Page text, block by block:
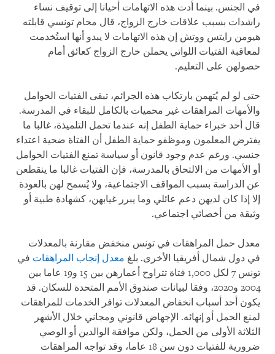
في الجنس. بينما أدت هذه الاتهامات أحيانا إلى توقيف نساء
راشدات بسبب علاقات خارج الزواج، قال محام تونسي قابلته
هيومن رايتس ووتش إن هذه الاتهامات لا يبدو أنها استُخدمت
لمعاقبة الفتيات اللواتي يحملن خارج الزواج كعائق أمام
حصولهن على التعليم.
حتى لو لم يُتهمن بارتكاب هذه الجرائم، تبقى الفتيات الحوامل
والأمهات المراهقات غير محميات بالكامل للبقاء في المدرسة.
قال أحد خبراء حماية الطفل إنه عندما تحمل التلميذة، غالبا ما
يفترض المعلمون وموظفو حماية الطفل أن الفتاة ضحية اعتداء
جنسي. ورغم عدم وجود قانون أو سياسة تمنع الفتيات الحوامل
أو الأمهات من الالتحاق بالمدرسة، فإن الفتيات غالبا ما ينقطعن
عن الدراسة بسبب المواقف الاجتماعية، ولا يُسمح لهن بالعودة
إلا إذا كان لديهن دعم عائلي وما يبرر غيابهن، كشهادة طبية أو
وثيقة من أخصائي اجتماعي.
معدل حمل المراهقات في تونس منخفض مقارنة بالمعدلات
في دول شمال أفريقيا الأخرى. بلغ معدل إنجاب المراهقات في
تونس 7 لكل 1,000 فتاة تتراوح أعمارهن بين 15 و19 عاما بين
2004 و2020، وفقا لبيانات صندوق الأمم المتحدة للسكان. قد
يكون أحد أسباب انخفاض المعدلات توافر الخدمات للمراهقات
لمنع الحمل أو إنهائه. الإجهاض قانوني ومجاني خلال الأشهر
الثلاثة الأولى من الحمل، ولكن موافقة الوالدين أو الوصي
ضرورية للفتيات دون سن 18 عاما، وقد تواجه المراهقات